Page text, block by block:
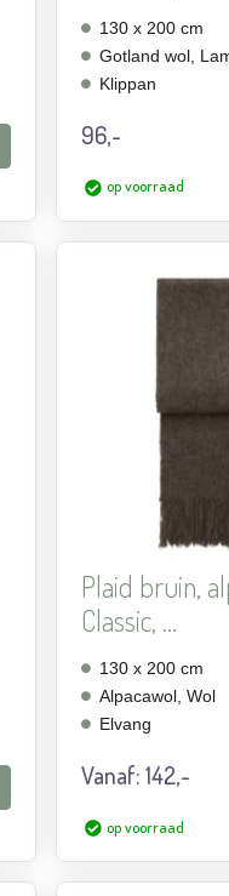
130 x 200 cm
Gotland wol,
Klippan
96,-
op voorraad
Plaid bruin,
Classic, ...
130 x 200 cm
Alpacawol, Wol
Elvang
Vanaf:142,-
op voorraad